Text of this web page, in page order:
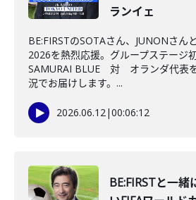
ランイェ
BE:FIRSTのSOTAさん、JUNONさん
2026を熱烈応援。グループステージ
SAMURAI BLUE 対 オランダ代表
況でお届けします。...
2026.06.12|00:06:12
BE:FIRSTと一